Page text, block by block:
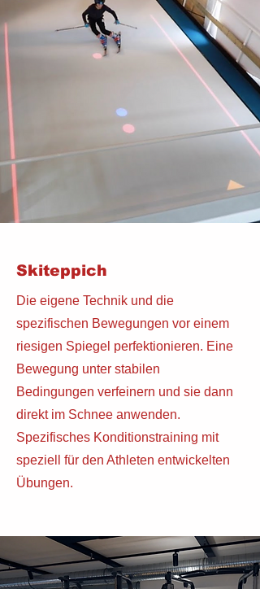
Skiteppich
Die eigene Technik und die
spezifischen Bewegungen vor einem
riesigen Spiegel perfektionieren. Eine
Bewegung unter stabilen
Bedingungen verfeinern und sie dann
direkt im Schnee anwenden.
Spezifisches Konditionstraining mit
speziell für den Athleten entwickelten
Übungen.